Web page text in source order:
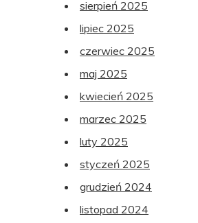
sierpień 2025
lipiec 2025
czerwiec 2025
maj 2025
kwiecień 2025
marzec 2025
luty 2025
styczeń 2025
grudzień 2024
listopad 2024